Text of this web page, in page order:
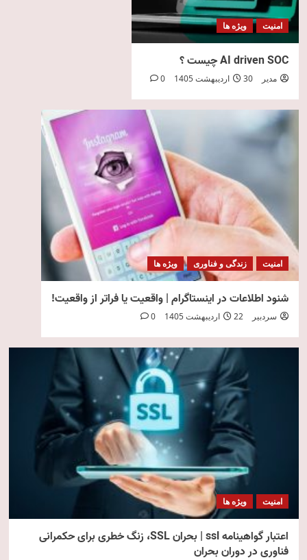
امنیت ویژه ها
AI driven SOC چیست ؟
مدیر 30 اردیبهشت 1405 0
امنیت زندگی و فناوری ویژه ها
شنود اطلاعات در اینستاگرام | واقعیت یا فراتر از واقعیت!
سردبیر 22 اردیبهشت 1405 0
امنیت ویژه ها
اعتبار گواهینامه ssl | بحران SSL، زنگ خطری برای حکمرانی
فناوری در دوران بحران